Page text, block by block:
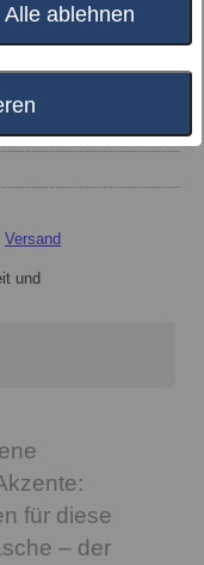
Alle ablehnen
Versand
und
für diese
– der